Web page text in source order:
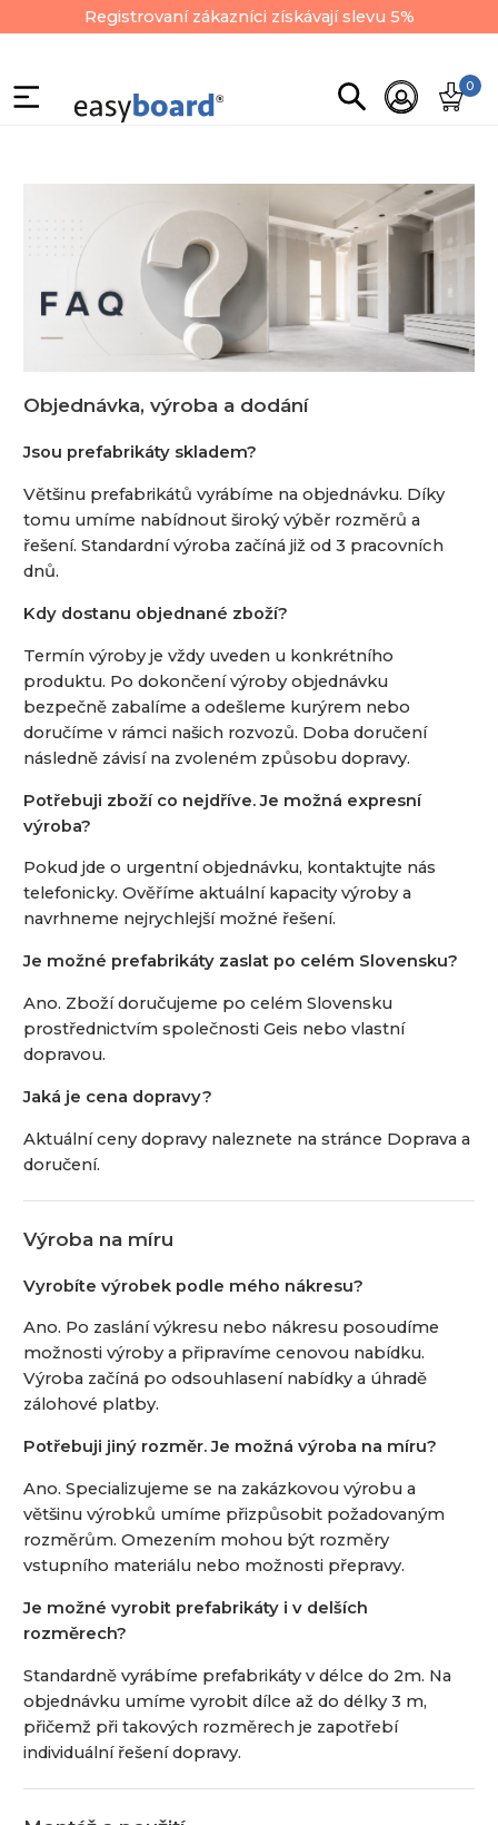
Registrovaní zákazníci získávají slevu 5%
0
Objednávka, výroba a dodání
Jsou prefabrikáty skladem?
Většinu prefabrikátů vyrábíme na objednávku. Díky
tomu umíme nabídnout široký výběr rozměrů a
řešení. Standardní výroba začíná již od 3 pracovních
dnů.
Kdy dostanu objednané zboží?
Termín výroby je vždy uveden u konkrétního
produktu. Po dokončení výroby objednávku
bezpečně zabalíme a odešleme kurýrem nebo
doručíme v rámci našich rozvozů. Doba doručení
následně závisí na zvoleném způsobu dopravy.
Potřebuji zboží co nejdříve. Je možná expresní
výroba?
Pokud jde o urgentní objednávku, kontaktujte nás
telefonicky. Ověříme aktuální kapacity výroby a
navrhneme nejrychlejší možné řešení.
Je možné prefabrikáty zaslat po celém Slovensku?
Ano. Zboží doručujeme po celém Slovensku
prostřednictvím společnosti Geis nebo vlastní
dopravou.
Jaká je cena dopravy?
Aktuální ceny dopravy naleznete na stránce Doprava a
doručení.
Výroba na míru
Vyrobíte výrobek podle mého nákresu?
Ano. Po zaslání výkresu nebo nákresu posoudíme
možnosti výroby a připravíme cenovou nabídku.
Výroba začíná po odsouhlasení nabídky a úhradě
zálohové platby.
Potřebuji jiný rozměr. Je možná výroba na míru?
Ano. Specializujeme se na zakázkovou výrobu a
většinu výrobků umíme přizpůsobit požadovaným
rozměrům. Omezením mohou být rozměry
vstupního materiálu nebo možnosti přepravy.
Je možné vyrobit prefabrikáty i v delších
rozměrech?
Standardně vyrábíme prefabrikáty v délce do 2m. Na
objednávku umíme vyrobit dílce až do délky 3 m,
přičemž při takových rozměrech je zapotřebí
individuální řešení dopravy.